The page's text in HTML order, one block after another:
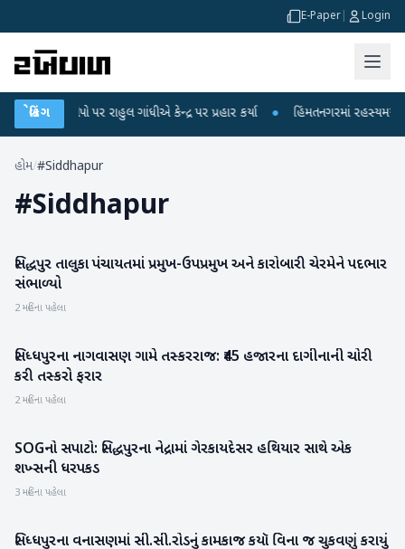
E-Paper Login
બ્રેકિંગ
આરોપો પર રાહુલ ગાંધીએ કેન્દ્ર પર પ્રહાર કર્યા ● હિંમતનગરમાં રહસ્યમય
હોમ/#Siddhapur
#Siddhapur
પાટણ
સિદ્ધપુર તાલુકા પંચાયતમાં પ્રમુખ-ઉપપ્રમુખ અને કારોબારી ચેરમેને પદભાર
સંભાળ્યો
2 મહિના પહેલા
પાટણ
સિધ્ધપુરના નાગવાસણ ગામે તસ્કરરાજ: ₹45 હજારના દાગીનાની ચોરી
કરી તસ્કરો ફરાર
2 મહિના પહેલા
પાટણ
SOGનો સપાટો: સિદ્ધપુરના નેદ્રામાં ગેરકાયદેસર હથિયાર સાથે એક
શખ્સની ધરપકડ
3 મહિના પહેલા
પાટણ
સિધ્ધપુરના વનાસણમાં સી.સી.રોડનું કામકાજ કયૉ વિના જ ચુકવણું કરાયું